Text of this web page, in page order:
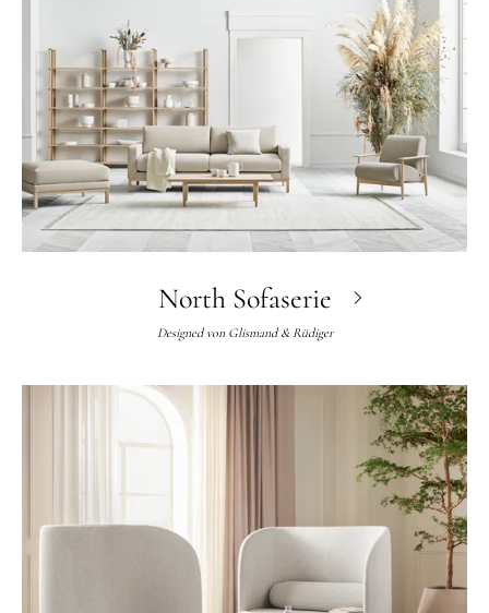
North Sofaserie
Designed von Glismand & Rüdiger